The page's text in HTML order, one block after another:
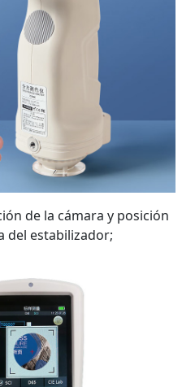
de la cámara y posición
del estabilizador;